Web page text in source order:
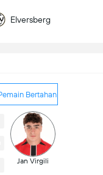
Elversberg
Bertahan
Jan Virgili